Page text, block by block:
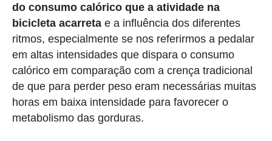
do consumo calórico que a atividade na
bicicleta acarretae a influência dos diferentes
ritmos, especialmente se nos referirmos a pedalar
em altas intensidades que dispara o consumo
calórico em comparação com a crença tradicional
de que para perder peso eram necessárias muitas
horas em baixa intensidade para favorecer o
metabolismo das gorduras.